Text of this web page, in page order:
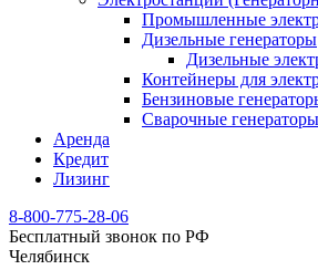
Промышленные
Дизельные генераторы
Дизельные
Контейнеры для
Бензиновые
Сварочные генераторы
Аренда
Кредит
Лизинг
8-800-775-28-06
Бесплатный звонок по РФ
Челябинск